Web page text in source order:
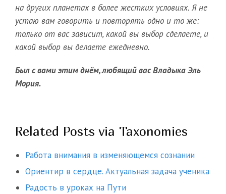
на других планетах в более жестких условиях. Я не
устаю вам говорить и повторять одно и то же:
только от вас зависит, какой вы выбор сделаете, и
какой выбор вы делаете ежедневно.
Был с вами этим днём, любящий вас Владыка Эль
Мория.
Related Posts via Taxonomies
Работа внимания в изменяющемся сознании
Ориентир в сердце. Актуальная задача ученика
Радость в уроках на Пути